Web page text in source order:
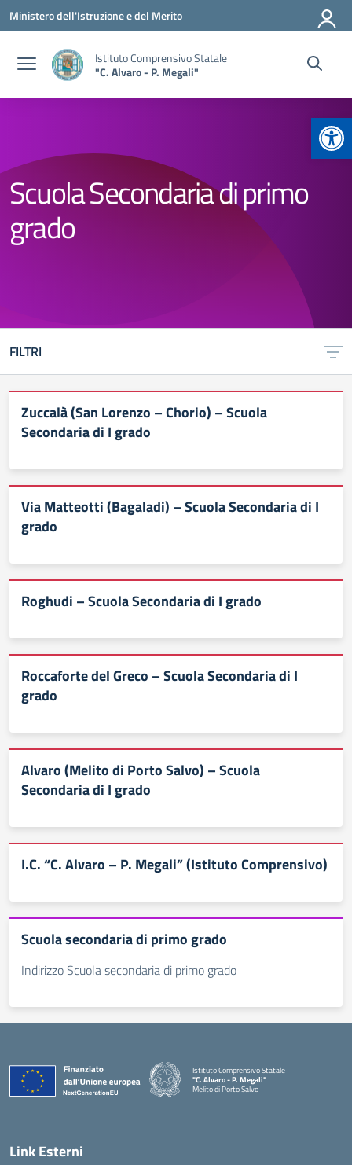
Vai ai contenuti
Vai al menu di navigazione
Vai al footer
Ministero dell'Istruzione e del Merito
Istituto Comprensivo Statale
"C. Alvaro - P. Megali"
Scuola Secondaria di primo
grado
FILTRI
Zuccalà (San Lorenzo – Chorio) – Scuola
Secondaria di I grado
Via Matteotti (Bagaladi) – Scuola Secondaria di I
grado
Roghudi – Scuola Secondaria di I grado
Roccaforte del Greco – Scuola Secondaria di I
grado
Alvaro (Melito di Porto Salvo) – Scuola
Secondaria di I grado
I.C. “C. Alvaro – P. Megali” (Istituto Comprensivo)
Scuola secondaria di primo grado
Indirizzo Scuola secondaria di primo grado
Istituto Comprensivo Statale
"C. Alvaro - P. Megali"
Melito di Porto Salvo
Link Esterni